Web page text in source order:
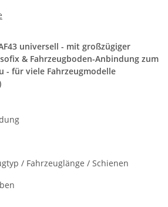
universell - mit großzügiger
& Fahrzeugboden-Anbindung zum
- für viele Fahrzeugmodelle
/ Fahrzeuglänge / Schienen